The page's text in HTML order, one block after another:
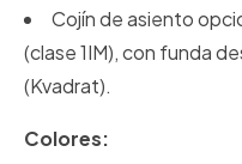
Cojín de asiento
(clase 1IM), con funda
(Kvadrat).
Colores: